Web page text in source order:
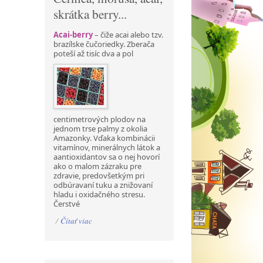
skrátka berry...
Acai-berry– čiže acai alebo tzv.
brazílske čučoriedky. Zberača
poteší až tisíc dva a pol
centimetrových plodov na
jednom trse palmy z okolia
Amazonky. Vďaka kombinácii
vitamínov, minerálnych látok a
aantioxidantov sa o nej hovorí
ako o malom zázraku pre
zdravie, predovšetkým pri
odbúravaní tuku a znižovaní
hladu i oxidačného stresu.
Čerstvé
/ Čítať viac